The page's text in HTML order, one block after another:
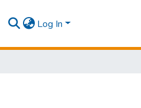
Log In